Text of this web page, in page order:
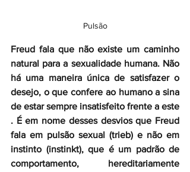
Pulsão
Freud fala que não existe um caminho
natural para a sexualidade humana. Não
há uma maneira única de satisfazer o
desejo, o que confere ao humano a sina
de estar sempre insatisfeito frente a este
. É em nome desses desvios que Freud
fala em pulsão sexual (trieb) e não em
instinto (instinkt), que é um padrão de
comportamento, hereditariamente